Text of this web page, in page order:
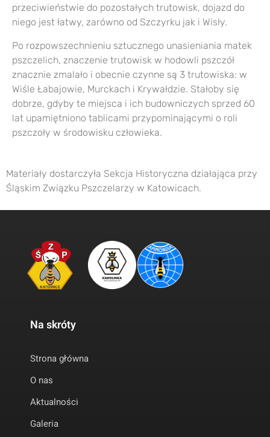
przeciwieństwie do pozostałych trutowisk, dojazd do
niego jest łatwy, zarówno od Szczyrku jak i Wisły.
Po rozpowszechnieniu sztucznego unasieniania matek
pszczelich, znaczenie trutowisk w hodowli pszczół
znacznie zmalało i obecnie czynne są 3 trutowiska: w
Wiśle Łabajowie, Murckach i Krywałdzie. Stałoby się
dobrze, gdyby te miejsca i ich budowniczych sprzed 60
lat upamiętniono tablicami przypominającymi o roli
pszczoły w środowisku człowieka.
Materiały dostarczyła Sekcja Historyczna działająca przy
Śląskim Związku Pszczelarzy w Katowicach.
Na skróty
Strona główna
O nas
Aktualności
Galeria